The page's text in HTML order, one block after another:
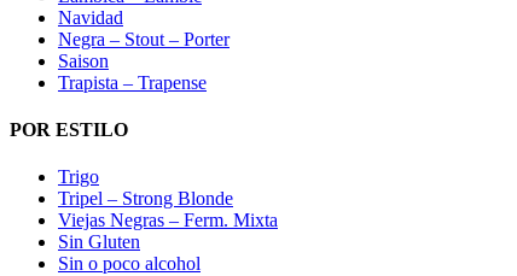
Navidad
Negra – Stout – Porter
Saison
Trapista – Trapense
POR ESTILO
Trigo
Tripel – Strong Blonde
Viejas Negras – Ferm. Mixta
Sin Gluten
Sin o poco alcohol